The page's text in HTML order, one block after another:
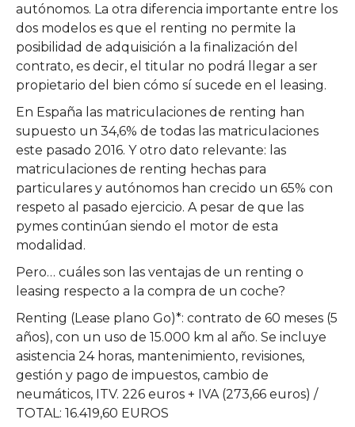
autónomos. La otra diferencia importante entre los
dos modelos es que el renting no permite la
posibilidad de adquisición a la finalización del
contrato, es decir, el titular no podrá llegar a ser
propietario del bien cómo sí sucede en el leasing.
En España las matriculaciones de renting han
supuesto un 34,6% de todas las matriculaciones
este pasado 2016. Y otro dato relevante: las
matriculaciones de renting hechas para
particulares y autónomos han crecido un 65% con
respeto al pasado ejercicio. A pesar de que las
pymes continúan siendo el motor de esta
modalidad.
Pero… cuáles son las ventajas de un renting o
leasing respecto a la compra de un coche?
Renting (Lease plano Go)*: contrato de 60 meses (5
años), con un uso de 15.000 km al año. Se incluye
asistencia 24 horas, mantenimiento, revisiones,
gestión y pago de impuestos, cambio de
neumáticos, ITV. 226 euros + IVA (273,66 euros) /
TOTAL: 16.419,60 EUROS